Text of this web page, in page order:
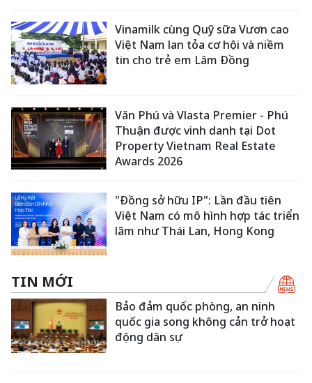
Vinamilk cùng Quỹ sữa Vươn cao
Việt Nam lan tỏa cơ hội và niềm
tin cho trẻ em Lâm Đồng
Văn Phú và Vlasta Premier - Phú
Thuận được vinh danh tại Dot
Property Vietnam Real Estate
Awards 2026
"Đồng sở hữu IP": Lần đầu tiên
Việt Nam có mô hình hợp tác triển
lãm như Thái Lan, Hong Kong
TIN MỚI
Bảo đảm quốc phòng, an ninh
quốc gia song không cản trở hoạt
động dân sự